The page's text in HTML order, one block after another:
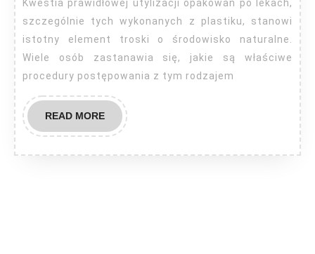
po
lekach?
Kwestia prawidłowej utylizacji opakowań po lekach,
szczególnie tych wykonanych z plastiku, stanowi
istotny element troski o środowisko naturalne.
Wiele osób zastanawia się, jakie są właściwe
procedury postępowania z tym rodzajem
READ MOREREAD
MORE